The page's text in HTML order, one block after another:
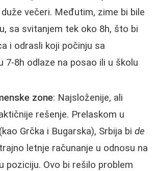
večeri. Međutim, zime bi bile
sa svitanjem tek oko 8h, što bi
i odrasli koji počinju sa
7-8h odlaze na posao ili u školu
zone: Najsloženije, ali
rešenje. Prelaskom u
Grčka i Bugarska), Srbija bi de
letnje računanje u odnosu na
poziciju. Ovo bi rešilo problem